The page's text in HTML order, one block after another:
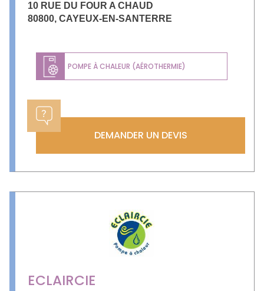
10 RUE DU FOUR A CHAUD
80800, CAYEUX-EN-SANTERRE
POMPE À CHALEUR (AÉROTHERMIE)
DEMANDER UN DEVIS
ECLAIRCIE